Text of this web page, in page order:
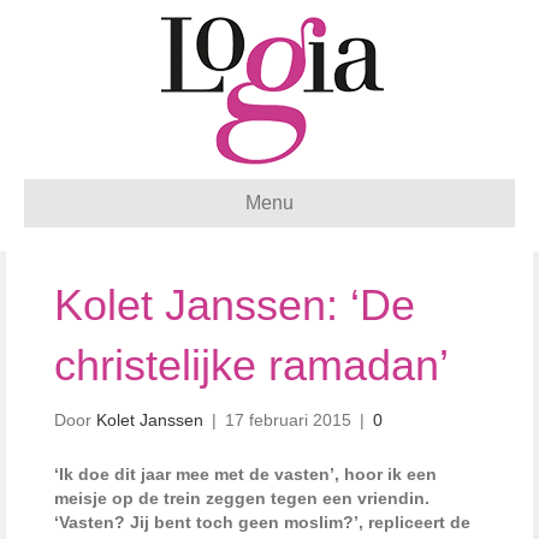
Menu
Kolet Janssen: ‘De
christelijke ramadan’
Door Kolet Janssen | 17 februari 2015 | 0
‘Ik doe dit jaar mee met de vasten’, hoor ik een
meisje op de trein zeggen tegen een vriendin.
‘Vasten? Jij bent toch geen moslim?’, repliceert de